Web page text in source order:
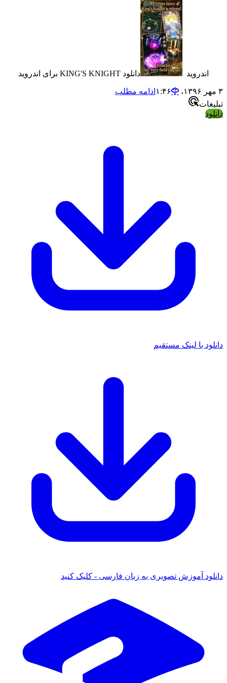
دانلود KING'S KNIGHT برای اندروید
ادامه مطلب
با لینک مستقیم
آموزش تصویری به زبان فارسی - کلیک کنید